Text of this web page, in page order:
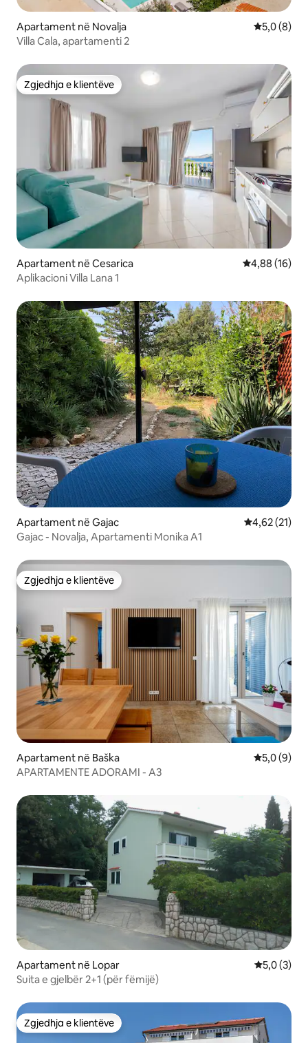
Apartament në Novalja Vlerësimi
5,0 (8)
Villa Cala, apartamenti 2
Zgjedhja e klientëve
Zgjedhja e klientëve
Apartament në Cesarica Vlerësimi
4,88 (16)
Aplikacioni Villa Lana 1
Apartament në Gajac Vlerësimi
4,62 (21)
Gajac - Novalja, Apartamenti Monika A1
Zgjedhja e klientëve
Zgjedhja e klientëve
Apartament në Baška Vlerësimi
5,0 (9)
APARTAMENTE ADORAMI - A3
Apartament në Lopar Vlerësimi
5,0 (3)
Suita e gjelbër 2+1 (për fëmijë)
Zgjedhja e klientëve
Zgjedhja e klientëve